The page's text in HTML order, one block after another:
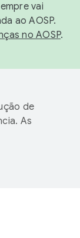
vai
ao AOSP.
no AOSP.
de
As